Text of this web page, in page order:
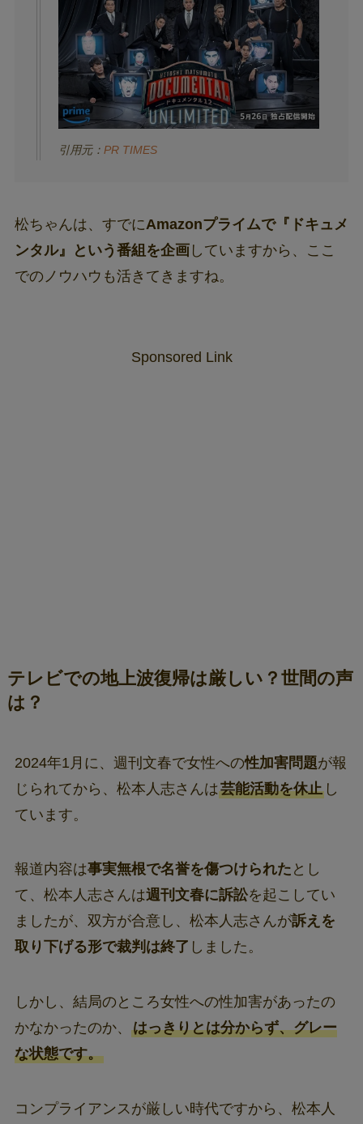
引用元： PR TIMES
松ちゃんは、すでにAmazonプライムで『ドキュメ
ンタル』という番組を企画していますから、ここ
でのノウハウも活きてきますね。
Sponsored Link
テレビでの地上波復帰は厳しい？世間の声
は？
2024年1月に、週刊文春で女性への性加害問題が報
じられてから、松本人志さんは芸能活動を休止し
ています。
報道内容は事実無根で名誉を傷つけられた とし
て、松本人志さんは週刊文春に訴訟を起こしてい
ましたが、双方が合意し、松本人志さんが訴えを
取り下げる形で裁判は終了 しました。
しかし、結局のところ女性への性加害があったの
かなかったのか、 はっきりとは分からず、グレー
な状態です。
コンプライアンスが厳しい時代ですから、松本人